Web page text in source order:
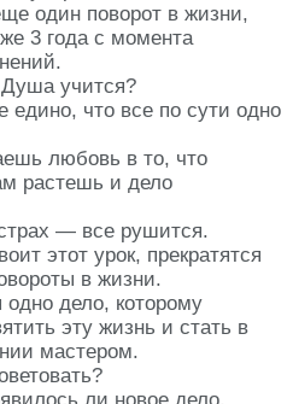
один поворот в жизни,
3 года с момента
учится?
едино, что все по сути одно
любовь в то, что
растешь и дело
— все рушится.
этот урок, прекратятся
в жизни.
одно дело, которому
эту жизнь и стать в
мастером.